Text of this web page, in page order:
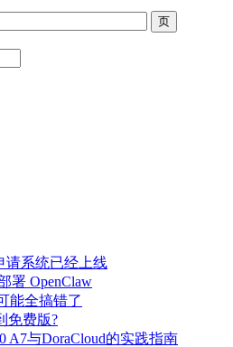
请系统已经上线
署 OpenClaw
能全搞错了
免费版?
A7与DoraCloud的实践指南